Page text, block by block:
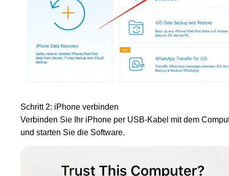
Schritt 2: iPhone verbinden
Verbinden Sie Ihr iPhone per USB-Kabel mit dem
und starten Sie die Software.